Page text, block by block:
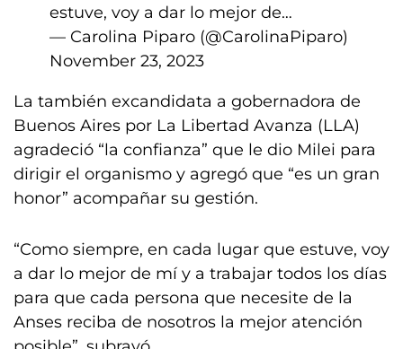
estuve, voy a dar lo mejor de…
— Carolina Piparo (@CarolinaPiparo)
November 23, 2023
La también excandidata a gobernadora de
Buenos Aires por La Libertad Avanza (LLA)
agradeció “la confianza” que le dio Milei para
dirigir el organismo y agregó que “es un gran
honor” acompañar su gestión.
“Como siempre, en cada lugar que estuve, voy
a dar lo mejor de mí y a trabajar todos los días
para que cada persona que necesite de la
Anses reciba de nosotros la mejor atención